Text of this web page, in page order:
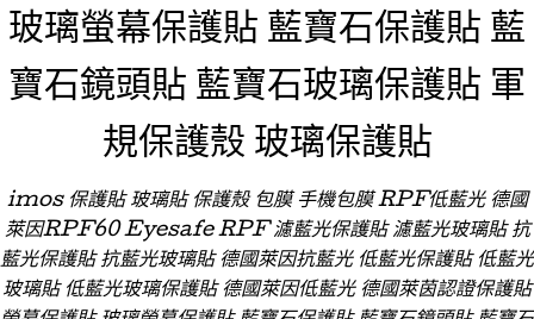
玻璃螢幕保護貼 藍寶石保護貼 藍
寶石鏡頭貼 藍寶石玻璃保護貼 軍
規保護殼 玻璃保護貼
imos 保護貼 玻璃貼 保護殼 包膜 手機包膜 RPF低藍光 德國
萊因RPF60 Eyesafe RPF 濾藍光保護貼 濾藍光玻璃貼 抗
藍光保護貼 抗藍光玻璃貼 德國萊因抗藍光 低藍光保護貼 低藍光
玻璃貼 低藍光玻璃保護貼 德國萊因低藍光 德國萊茵認證保護貼